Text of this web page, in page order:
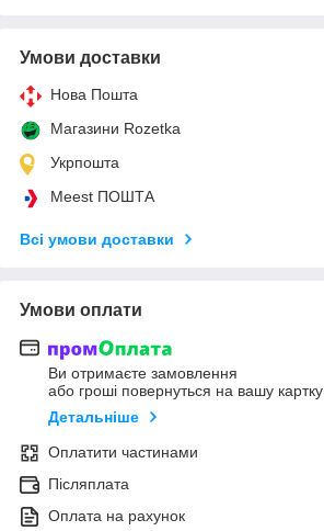
Умови доставки
Нова Пошта
Магазини Rozetka
Укрпошта
Meest ПОШТА
Всі умови доставки
Умови оплати
Ви отримаєте замовлення
або гроші повернуться на вашу картку
Детальніше
Оплатити частинами
Післяплата
Оплата на рахунок